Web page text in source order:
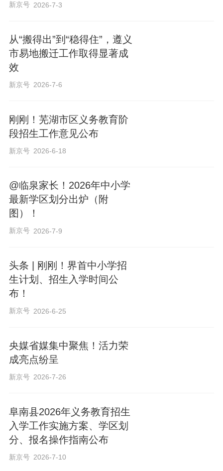
新京号 2026-7-3
从“搬得出”到“稳得住”，遵义
市易地搬迁工作取得显著成
效
新京号 2026-7-6
刚刚！芜湖市区义务教育阶
段招生工作意见公布
新京号 2026-6-18
@临泉家长！2026年中小学
最新学区划分出炉（附
图）！
新京号 2026-7-9
头条 | 刚刚！界首中小学招
生计划、招生入学时间公
布！
新京号 2026-6-25
央媒省媒集中聚焦！活力荣
成亮点纷呈
新京号 2026-7-26
阜南县2026年义务教育招生
入学工作实施方案、学区划
分、报名操作指南公布
新京号 2026-7-10